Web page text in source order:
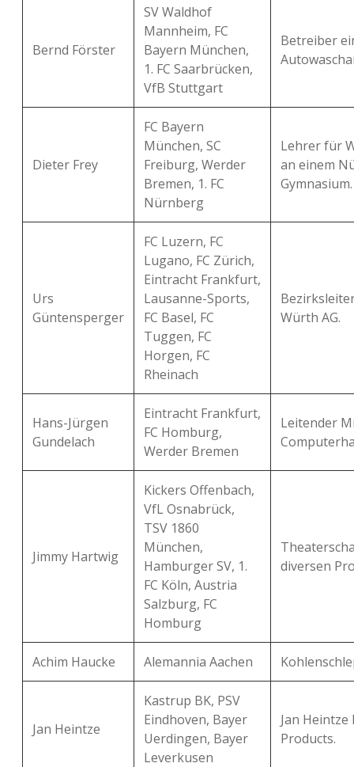
Bernd Förster
SV Waldhof
Mannheim, FC
Bayern München,
1. FC Saarbrücken,
VfB Stuttgart
Betreiber
Dieter Frey
FC Bayern
München, SC
Freiburg, Werder
Bremen, 1. FC
Nürnberg
Lehrer für
an einem
Gymnasium.
Urs
Güntensperger
FC Luzern, FC
Lugano, FC Zürich,
Eintracht Frankfurt,
Lausanne-Sports,
FC Basel, FC
Tuggen, FC
Horgen, FC
Rheinach
Würth AG.
Hans-Jürgen
Gundelach
Eintracht Frankfurt,
FC Homburg,
Werder Bremen
Leitender
Jimmy Hartwig
Kickers Offenbach,
VfL Osnabrück,
TSV 1860
München,
Hamburger SV, 1.
FC Köln, Austria
Salzburg, FC
Homburg
diversen
Achim Haucke Alemannia Aachen
Jan Heintze
Kastrup BK, PSV
Eindhoven, Bayer
Uerdingen, Bayer
Leverkusen
Jan
Products.